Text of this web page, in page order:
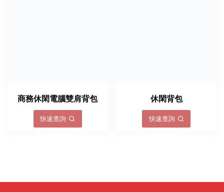
商務休閑電腦雙肩背包
快速查詢
休閑背包
快速查詢